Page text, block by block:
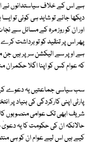
ہے اس کے خلاف سیاستدانوں نے
دیکھا جائے تو شاید ہی کوئی تو
اور ان کو روز مرہ کے مسائل سے
پھر اس پر تنقید کو تو برداشت
ہے اوپر سے الیکشن سر پر ہیں جن
کہ عوام کس کو اپنا اگلا
سب سیاسی جماعتیں یہ دعوے
پارٹی اپنی کارکردگی کی بنیاد پر
شریف ابھی تک عوامی منصوبوں کا
حالانکہ ان کی حکومت کا یہ
کیے ہیں اس لیے عوام ان کو ہی